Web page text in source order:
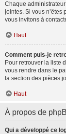
Chaque
jointes. Si vous n’êtes
vous invitons à
Haut
Comment puis-je
Pour retrouver la liste
vous rendre dans le
la section des pièces
Haut
À propos de
Qui a développé ce